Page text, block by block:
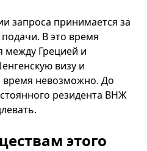
запроса принимается за
В это время
Грецией и
визу и
время невозможно. До
резидента ВНЖ
этого